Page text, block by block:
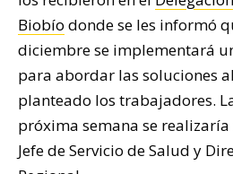
Biobío donde se les informó
diciembre se implementará
para abordar las soluciones
planteado los trabajadores.
próxima semana se realizaría
Jefe de Servicio de Salud y